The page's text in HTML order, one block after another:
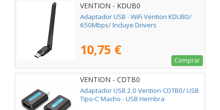
VENTION - KDUB0
Adaptador USB - WiFi Vention KDUB0/
650Mbps/ Incluye Drivers
10,75 €
Comprar
VENTION - CDTB0
Adaptador USB 2.0 Vention CDTB0/ USB
Tipo-C Macho - USB Hembra